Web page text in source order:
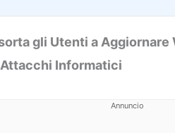
gli Utenti a Aggiornare
Informatici
Annuncio